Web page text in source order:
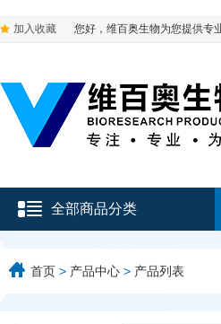
加入收藏 您好，维百奥生物为您提供专
全部商品分类
首页 > 产品中心 > 产品列表